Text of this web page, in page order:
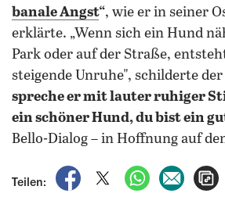
banale Angst“, wie er in seiner
erklärte. „Wenn sich ein Hund
Park oder auf der Straße,
steigende Unruhe", schilderte
spreche er mit lauter ruhiger
ein schöner Hund, du bist ein
Bello-Dialog – in Hoffnung auf
Teilen:
auf Facebook teilen
auf X teilen
per per E-